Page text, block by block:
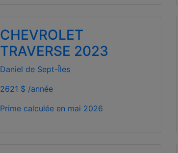
CHEVROLET
TRAVERSE 2023
Daniel de Sept-Îles
2621 $ /année
Prime calculée en mai 2026